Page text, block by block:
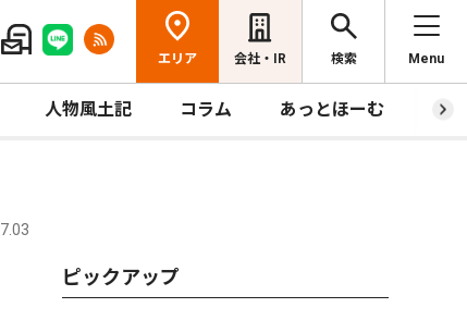
エリア 会社・IR 検索 Menu
人物風土記 コラム あっとほーむ プ
ピックアップ